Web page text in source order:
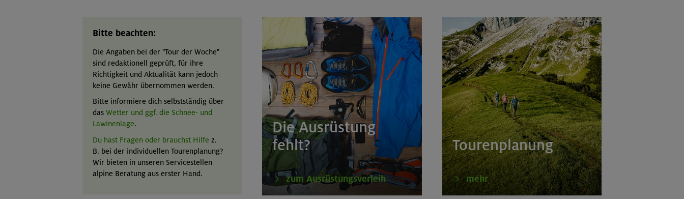
Bitte beachten:
Die Angaben bei der "Tour der Woche"
sind redaktionell geprüft, für ihre
Richtigkeit und Aktualität kann jedoch
keine Gewähr übernommen werden.
Bitte informiere dich selbstständig über
das Wetter und ggf. die Schnee- und
Lawinenlage.
Du hast Fragen oder brauchst Hilfe z.
B. bei der individuellen Tourenplanung?
Wir bieten in unseren Servicestellen
alpine Beratung aus erster Hand.
Die Ausrüstung
fehlt?
zum Ausrüstungsverleih
Tourenplanung
mehr